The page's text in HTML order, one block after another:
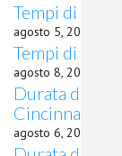
Tempi di
agosto 5, 2026
Tempi di
agosto 8, 2026
Durata del
Cincinnati,
agosto 6, 2026